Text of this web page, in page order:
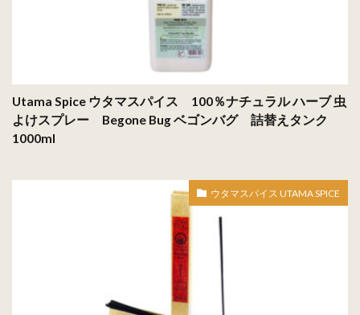
Utama Spice ウタマスパイス 100％ナチュラル ハーブ 虫
よけスプレー Begone Bug ベゴンバグ 詰替えタンク
1000ml
ウタマスパイス UTAMA SPICE